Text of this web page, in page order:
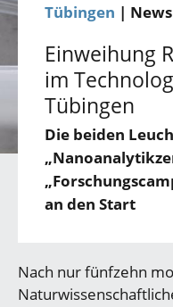
Tübingen | News
Einweihung
im
Tübingen
Die beiden
an den Start
Nach nur fünfzehn